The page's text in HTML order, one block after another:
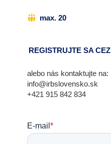
max. 20
REGISTRUJTE SA
alebo nás kontaktujte na:
info@irbslovensko.sk
+421 915 842 834